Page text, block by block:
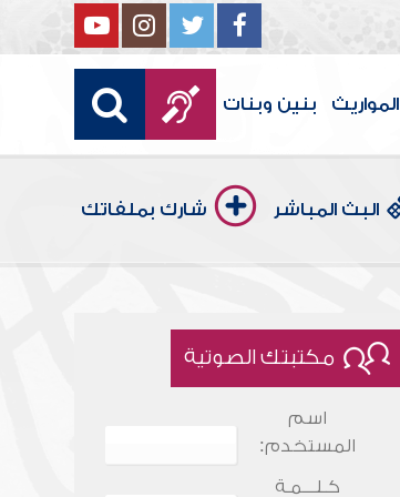
المواريث بنين وبنات
البث المباشر شارك بملفاتك
مكتبتك الصوتية
اسم
المستخدم:
كـلـــمـة